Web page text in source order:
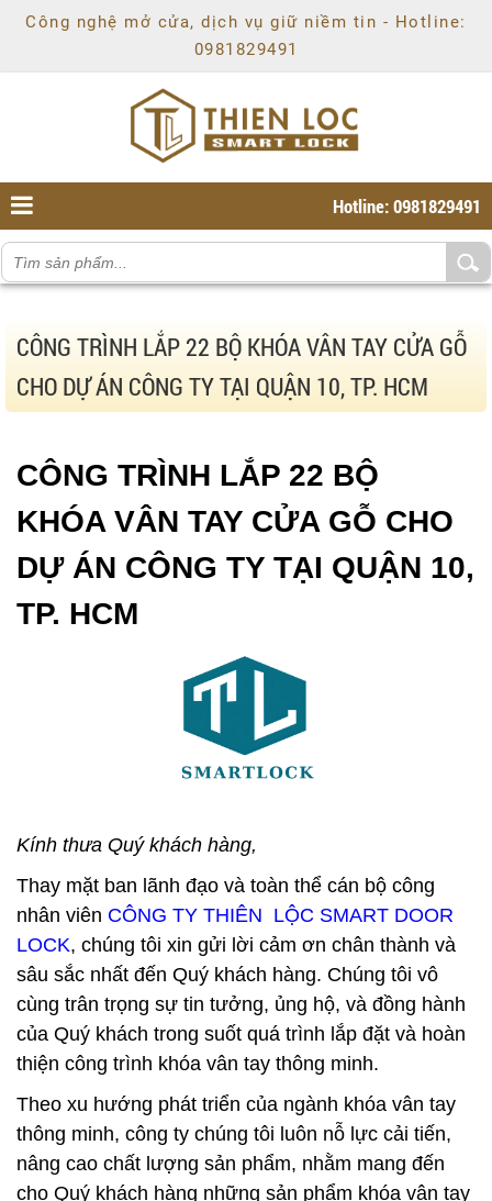
Công nghệ mở cửa, dịch vụ giữ niềm tin - Hotline:
0981829491
Hotline: 0981829491
CÔNG TRÌNH LẮP 22 BỘ KHÓA VÂN TAY CỬA GỖ
CHO DỰ ÁN CÔNG TY TẠI QUẬN 10, TP. HCM
CÔNG TRÌNH LẮP 22 BỘ
KHÓA VÂN TAY CỬA GỖ CHO
DỰ ÁN CÔNG TY TẠI QUẬN 10,
TP. HCM
Kính thưa Quý khách hàng,
Thay mặt ban lãnh đạo và toàn thể cán bộ công
nhân viên CÔNG TY THIÊN LỘC SMART DOOR
LOCK, chúng tôi xin gửi lời cảm ơn chân thành và
sâu sắc nhất đến Quý khách hàng. Chúng tôi vô
cùng trân trọng sự tin tưởng, ủng hộ, và đồng hành
của Quý khách trong suốt quá trình lắp đặt và hoàn
thiện công trình khóa vân tay thông minh.
Theo xu hướng phát triển của ngành khóa vân tay
thông minh, công ty chúng tôi luôn nỗ lực cải tiến,
nâng cao chất lượng sản phẩm, nhằm mang đến
cho Quý khách hàng những sản phẩm khóa vân tay